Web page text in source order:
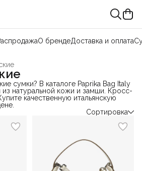
О брендеДоставка и оплата
сумки? В каталоге Paprika Bag Italy
натуральной кожи и замши. Кросс-
качественную итальянскую
Сортировка